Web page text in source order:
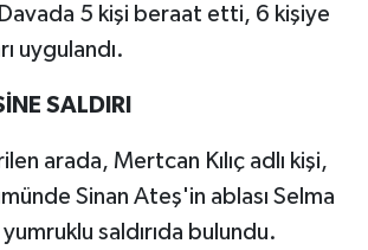
5 kişi beraat etti, 6 kişiye
uygulandı.
SALDIRI
arada, Mertcan Kılıç adlı kişi,
Sinan Ateş'in ablası Selma
saldırıda bulundu.